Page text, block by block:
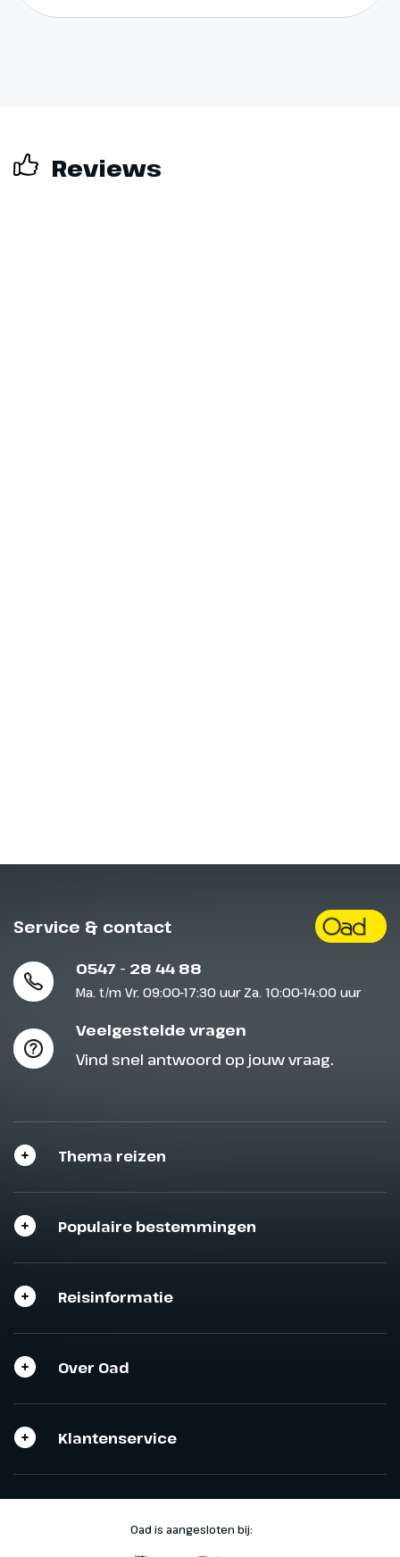
Reviews
Service & contact
0547 - 28 44 88
Ma. t/m Vr. 09:00-17:30 uur Za. 10:00-14:00 uur
Veelgestelde vragen
Vind snel antwoord op jouw vraag.
Thema reizen
Populaire bestemmingen
Reisinformatie
Over Oad
Klantenservice
Oad is aangesloten bij: